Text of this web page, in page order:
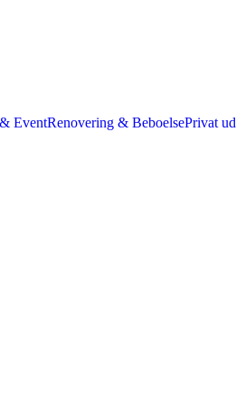
EventRenovering & BeboelsePrivat